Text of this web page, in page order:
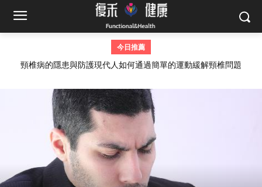
今日推薦
頸椎病的隱患與防護現代人如何通過簡單的運動緩解頸椎問題